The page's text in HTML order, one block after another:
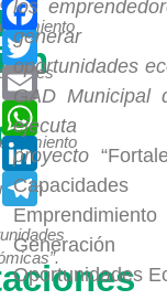
Twitter
Email
WhatsApp
LinkedIn
Telegram
los
generar
oportunidades
GAD Municipal
proyecto
Oportunidades